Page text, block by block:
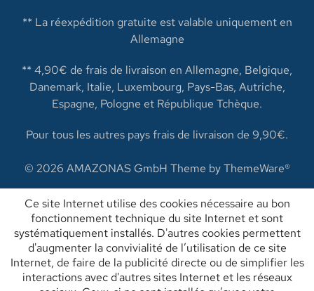
** La réexpédition gratuite est valable uniquement en
Allemagne
** 4,90€ de frais de livraison en Allemagne, Belgique,
Danemark, Italie, Luxembourg, Pays-Bas, Autriche,
Espagne, Pologne et République Tchèque.
Pour tous les autres pays frais de livraison de 9,90€.
© 2026 AMAZONAS GmbH Theme byThemeWare®
Ce site Internet utilise des cookies nécessaire au bon
fonctionnement technique du site Internet et sont
systématiquement installés. D'autres cookies permettent
d'augmenter la convivialité de l’utilisation de ce site
Internet, de faire de la publicité directe ou de simplifier les
interactions avec d'autres sites Internet et les réseaux